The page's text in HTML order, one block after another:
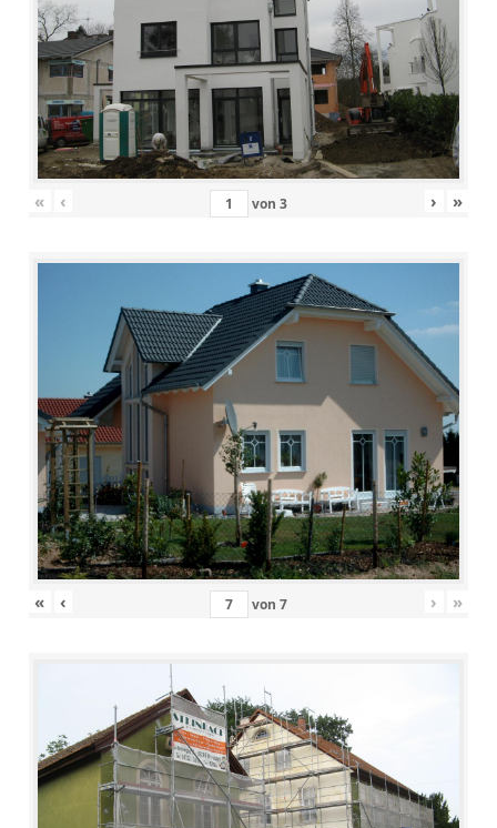
« ‹ von 3 › »
« ‹ von 7 › »